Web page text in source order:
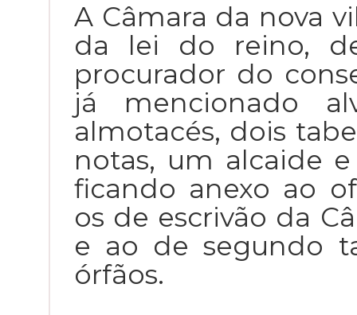
A Câmara da nova
da lei do reino,
procurador do
já mencionado
almotacés, dois
notas, um alcaide
ficando anexo ao
os de escrivão da
e ao de segundo
órfãos.